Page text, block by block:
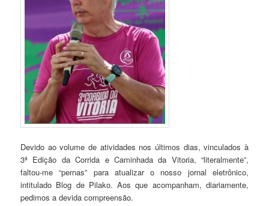
Devido ao volume de atividades nos últimos dias, vinculados à
3ª Edição da Corrida e Caminhada da Vitoria, “literalmente”,
faltou-me “pernas” para atualizar o nosso jornal eletrônico,
intitulado Blog de Pilako. Aos que acompanham, diariamente,
pedimos a devida compreensão.